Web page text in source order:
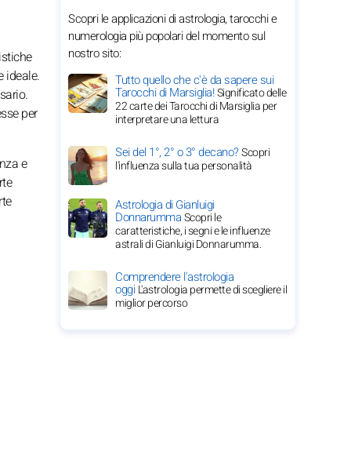
ideale.
per
e
Scopri le applicazioni di astrologia, tarocchi e
numerologia più popolari del momento sul
nostro sito:
Tutto quello che c'è da sapere sui
Tarocchi di Marsiglia!Significato delle
22 carte dei Tarocchi di Marsiglia per
interpretare una lettura
Sei del 1°, 2° o 3° decano?Scopri
l'influenza sulla tua personalità
Astrologia di Gianluigi
DonnarummaScopri le
caratteristiche, i segni e le influenze
astrali di Gianluigi Donnarumma.
Comprendere l'astrologia
oggiL'astrologia permette di scegliere il
miglior percorso